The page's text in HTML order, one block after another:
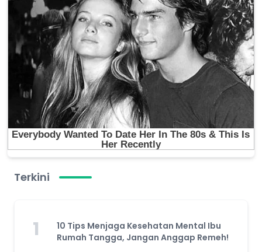
Terkini
1
10 Tips Menjaga Kesehatan Mental Ibu
Rumah Tangga, Jangan Anggap Remeh!